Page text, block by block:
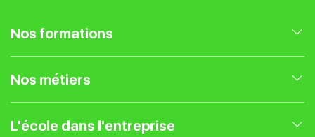
Nos formations
Nos formations en Marketing Digital
Nos formations en Gestion de projet
Nos métiers
Expert Webmarketing
L'école dans l'entreprise